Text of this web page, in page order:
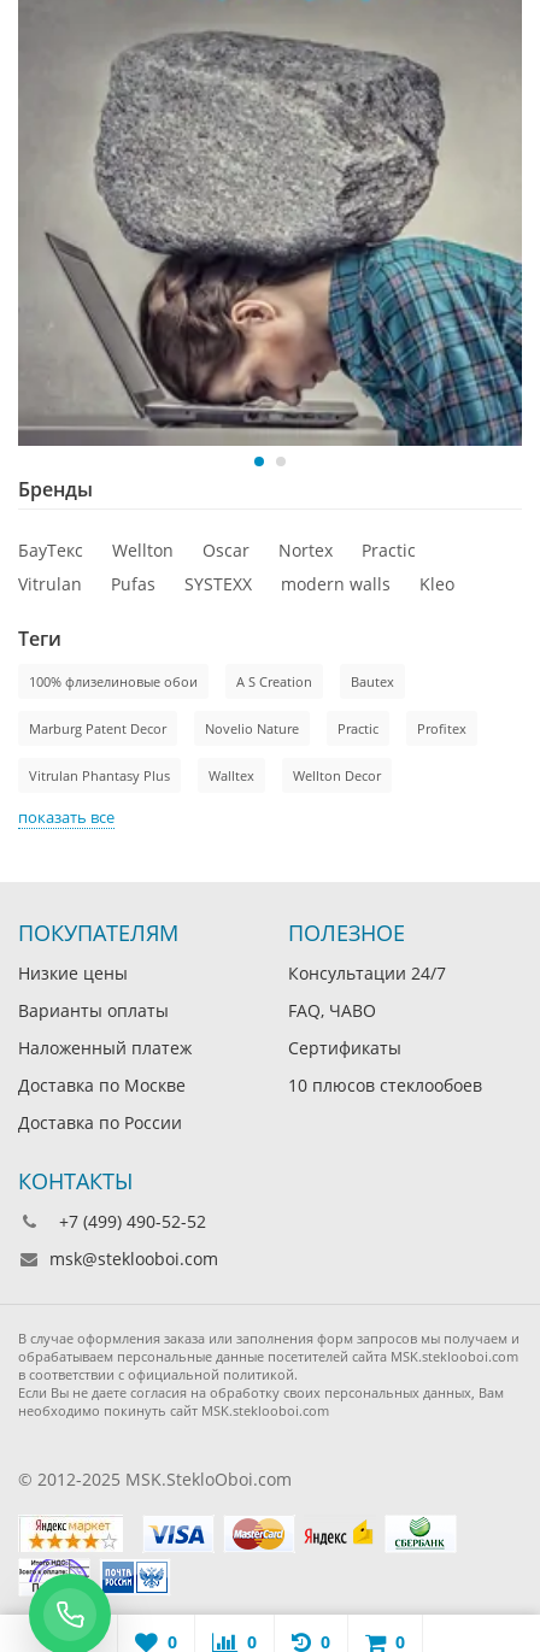
Бренды
БауТекс Wellton Oscar Nortex
Practic
Vitrulan
Pufas SYSTEXX modern walls Kleo
Теги
100% флизелиновые обои A S Creation Bautex
Marburg Patent Decor Novelio Nature Practic Profitex
Vitrulan Phantasy Plus Walltex Wellton Decor
показать все
ПОКУПАТЕЛЯМ
Низкие цены
Варианты оплаты
Наложенный платеж
Доставка по Москве
Доставка по России
ПОЛЕЗНОЕ
Консультации 24/7
FAQ, ЧАВО
Сертификаты
10 плюсов стеклообоев
КОНТАКТЫ
+7 (499) 490-52-52
msk@steklooboi.com
В случае оформления заказа или заполнения форм запросов мы получаем и
обрабатываем персональные данные посетителей сайта MSK.steklooboi.com
в соответствии с официальной политикой.
Если Вы не даете согласия на обработку своих персональных данных, Вам
необходимо покинуть сайт MSK.steklooboi.com
© 2012-2025 MSK.StekloOboi.com
0 0 0 0